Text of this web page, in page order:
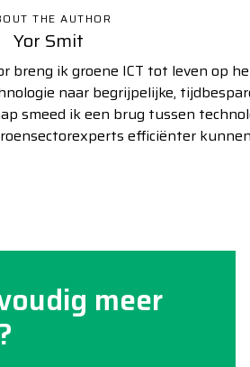
THE AUTHOR
Yor Smit
ik groene ICT tot leven op
naar begrijpelijke,
smeed ik een brug tussen
efficiënter
meer